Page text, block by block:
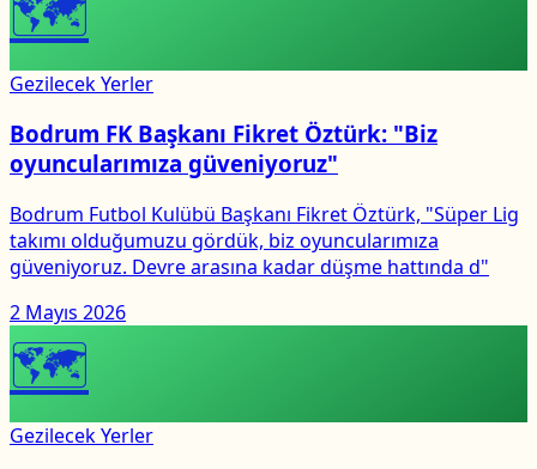
Gezilecek Yerler
Bodrum FK Başkanı Fikret Öztürk: "Biz
oyuncularımıza güveniyoruz"
Bodrum Futbol Kulübü Başkanı Fikret Öztürk, "Süper Lig
takımı olduğumuzu gördük, biz oyuncularımıza
güveniyoruz. Devre arasına kadar düşme hattında d"
2 Mayıs 2026
🗺
Gezilecek Yerler